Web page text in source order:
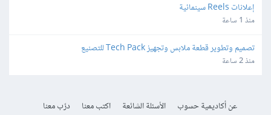
إعلانات Reels سينمائية
منذ 1 ساعة
تصميم وتطوير قطعة ملابس وتجهيز Tech Pack للتصنيع
منذ 2 ساعة
عن أكاديمية حسوب الأسئلة الشائعة اكتب معنا
درّب معنا